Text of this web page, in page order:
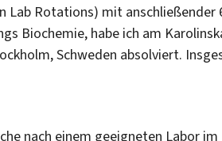
Lab Rotations) mit
Biochemie, habe ich am
Schweden absolviert.
nach einem geeigneten Labor im